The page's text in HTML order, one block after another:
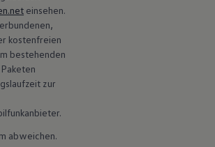
einsehen.
kostenfreien
bestehenden
zur
abweichen.